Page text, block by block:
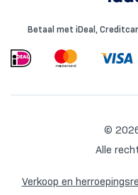
Betaal met iDeal,
©
Alle
Verkoop en